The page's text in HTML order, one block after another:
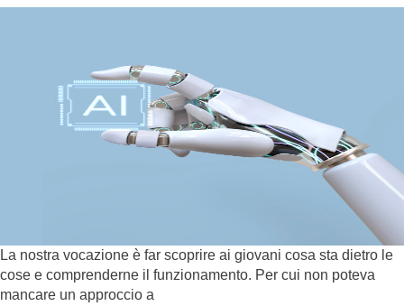
La nostra vocazione è far scoprire ai giovani cosa sta dietro le
cose e comprenderne il funzionamento. Per cui non poteva
mancare un approccio a